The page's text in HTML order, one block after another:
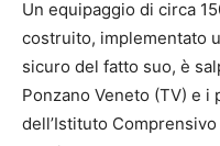
Un equipaggio di circa
costruito, implementato
sicuro del fatto suo, è
Ponzano Veneto (TV) e
dell’Istituto